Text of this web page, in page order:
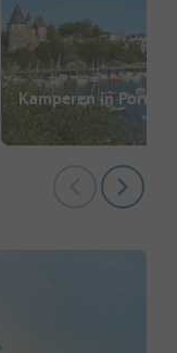
Kamperen in Pornic